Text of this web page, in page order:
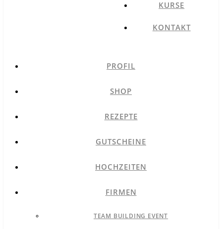
KURSE
KONTAKT
PROFIL
SHOP
REZEPTE
GUTSCHEINE
HOCHZEITEN
FIRMEN
TEAM BUILDING EVENT